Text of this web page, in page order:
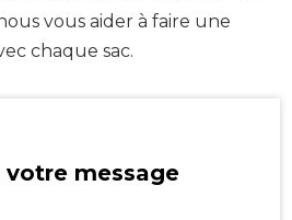
vous aider à faire une
chaque sac.
votre message